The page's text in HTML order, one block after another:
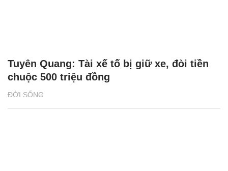
ĐỜI SỐNG
Tuyên Quang: Tài xế tố bị giữ xe, đòi tiền
chuộc 500 triệu đồng